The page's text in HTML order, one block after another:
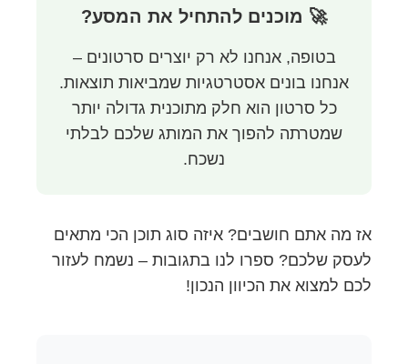
🚀 מוכנים להתחיל את המסע?
בטופה, אנחנו לא רק יוצרים סרטונים –
אנחנו בונים אסטרטגיות שמביאות תוצאות.
כל סרטון הוא חלק מתוכנית גדולה יותר
שמטרתה להפוך את המותג שלכם לבלתי
נשכח.
אז מה אתם חושבים? איזה סוג תוכן הכי מתאים
לעסק שלכם? ספרו לנו בתגובות – נשמח לעזור
לכם למצוא את הכיוון הנכון!